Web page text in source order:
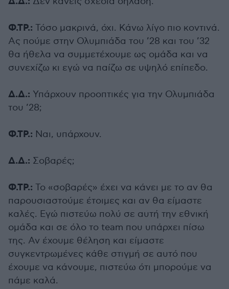
Φ.ΤΡ.: Τόσο μακρινά, όχι. Κάνω λίγο πιο κοντινά.
Ας πούμε στην Ολυμπιάδα του ’28 και του ’32
θα ήθελα να συμμετέχουμε ως ομάδα και να
συνεχίζω κι εγώ να παίζω σε υψηλό επίπεδο.
Δ.Δ.: Υπάρχουν προοπτικές για την Ολυμπιάδα
του ’28;
Φ.ΤΡ.: Ναι, υπάρχουν.
Δ.Δ.: Σοβαρές;
Φ.ΤΡ.: Το «σοβαρές» έχει να κάνει με το αν θα
παρουσιαστούμε έτοιμες και αν θα είμαστε
καλές. Εγώ πιστεύω πολύ σε αυτή την εθνική
ομάδα και σε όλο το team που υπάρχει πίσω
της. Αν έχουμε θέληση και είμαστε
συγκεντρωμένες κάθε στιγμή σε αυτό που
έχουμε να κάνουμε, πιστεύω ότι μπορούμε να
πάμε καλά.